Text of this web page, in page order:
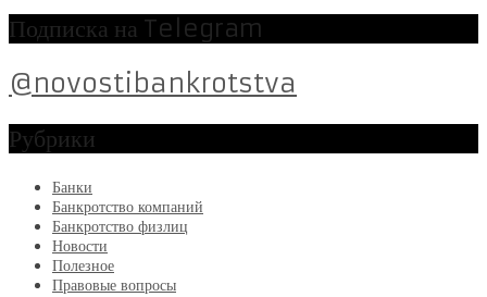
Подписка на Telegram
@novostibankrotstva
Рубрики
Банки
Банкротство компаний
Банкротство физлиц
Новости
Полезное
Правовые вопросы